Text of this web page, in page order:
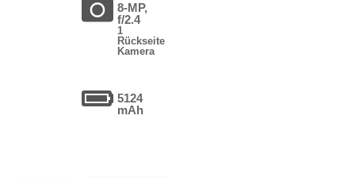
8-MP,
f/2.4
1
Rückseite
Kamera
5124
mAh